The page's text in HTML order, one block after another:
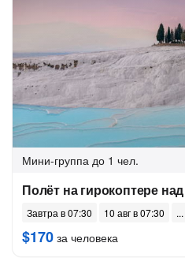
Мини-группа до 1 чел.
Полёт на гирокоптере
Завтра в 07:30 10 авг в 07:30
$170 за человека